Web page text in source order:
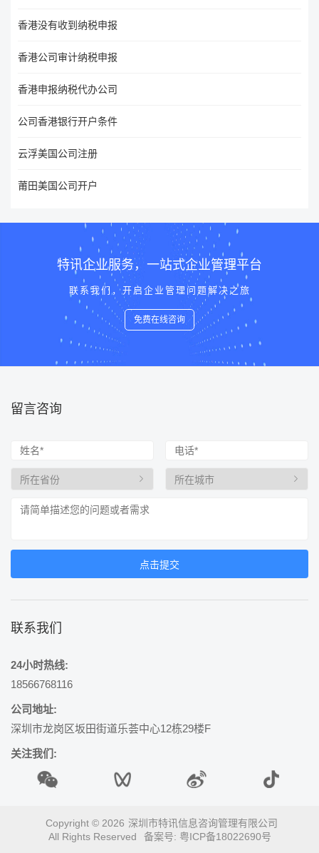
香港没有收到纳税申报
香港公司审计纳税申报
香港申报纳税代办公司
公司香港银行开户条件
云浮美国公司注册
莆田美国公司开户
特讯企业服务，一站式企业管理平台
联系我们，开启企业管理问题解决之旅
免费在线咨询
留言咨询
联系我们
24小时热线:
18566768116
公司地址:
深圳市龙岗区坂田街道乐荟中心12栋29楼F
关注我们:
Copyright © 2026 深圳市特讯信息咨询管理有限公司
All Rights Reserved
备案号: 粤ICP备18022690号